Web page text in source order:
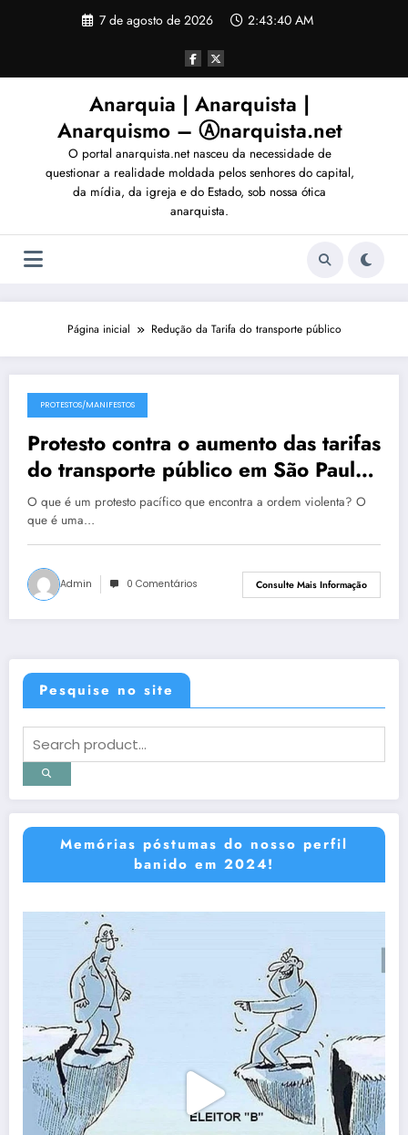
7 de agosto de 2026 2:43:43 AM
Anarquia | Anarquista |
Anarquismo – Ⓐnarquista.net
O portal anarquista.net nasceu da necessidade de
questionar a realidade moldada pelos senhores do capital,
da mídia, da igreja e do Estado, sob nossa ótica
anarquista.
Página inicial Redução da Tarifa do transporte público
7 de junho de 2013
PROTESTOS/MANIFESTOS
Protesto contra o aumento das tarifas
do transporte público em São Paulo
– 06/06/2013
O que é um protesto pacífico que encontra a ordem violenta? O
que é uma…
Admin 0 Comentários Consulte Mais Informação
Pesquise no site
Memórias póstumas do nosso perfil
banido em 2024!